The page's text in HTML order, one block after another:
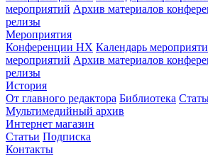
мероприятий Архив материалов
релизы
Мероприятия
Конференции НХ Календарь
мероприятий Архив материалов
релизы
История
От главного редактора Библиотека
Мультимедийный архив
Интернет магазин
Статьи Подписка
Контакты